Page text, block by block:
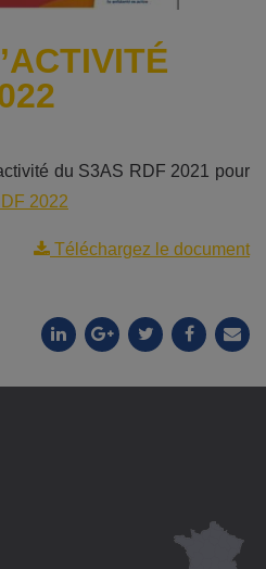
du S3AS RDF 2021 pour
2022
Téléchargez le document